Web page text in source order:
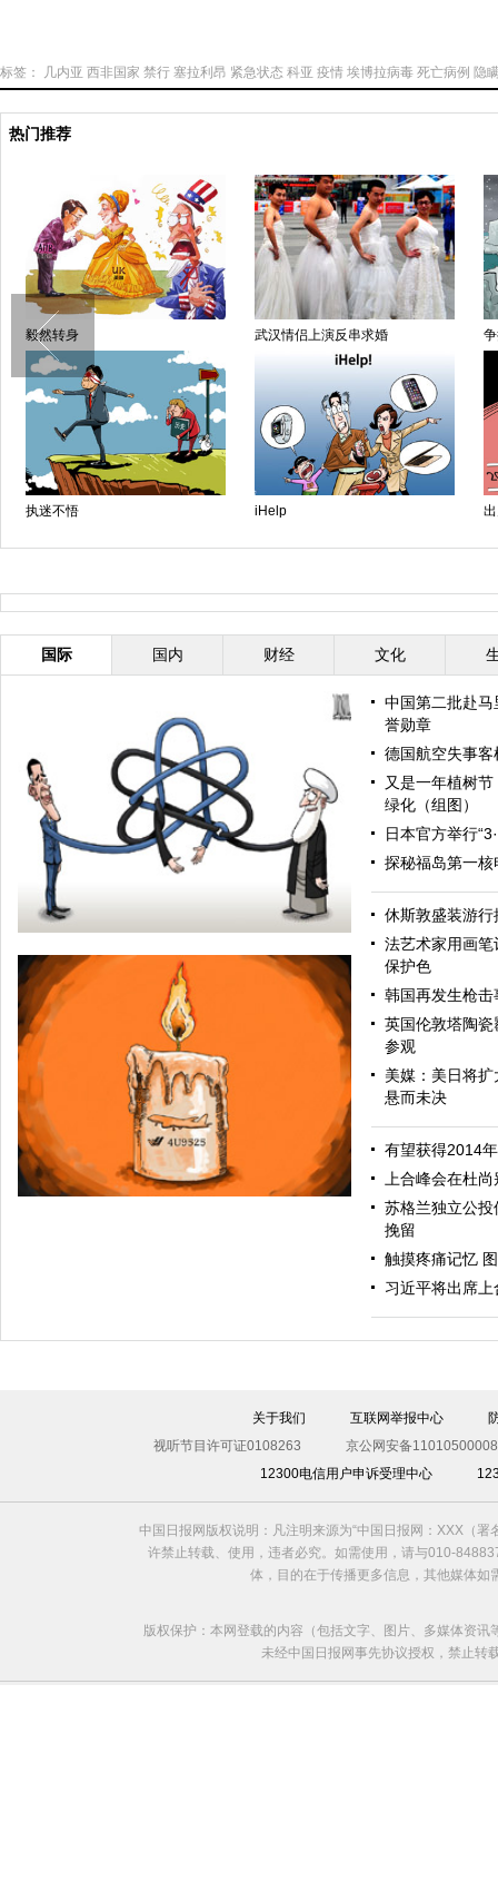
标签： 几内亚 西非国家 禁行 塞拉利昂 紧急状态 科亚 疫情 埃博拉病毒 死亡病例 隐
热门推荐
毅然转身 武汉情侣上演反串求婚
执迷不悟 iHelp
国际 国内 财经 文化
握手在即
中国第二批赴
誉勋章
德国航空失事
又是一年植树
绿化（组图）
日本官方举行
探秘福岛第一
休斯敦盛装游
法艺术家用画笔
保护色
韩国再发生枪
英国伦敦塔陶
参观
美媒：美日将
悬而未决
有望获得2014
上合峰会在杜
苏格兰独立公
挽留
触摸疼痛记忆
习近平将出席
关于我们 互联网举报中心
视听节目许可证0108263
京公网安备
12300电信用户申诉受理中心
中国日报网版权说明：凡注明来源为“中国日报网：XXX（
许禁止转载、使用，违者必究。如需使用，请与010-
体，目的在于传播更多信息，其他媒体
版权保护：本网登载的内容（包括文字、图片、多媒体资
未经中国日报网事先协议授权，禁止转